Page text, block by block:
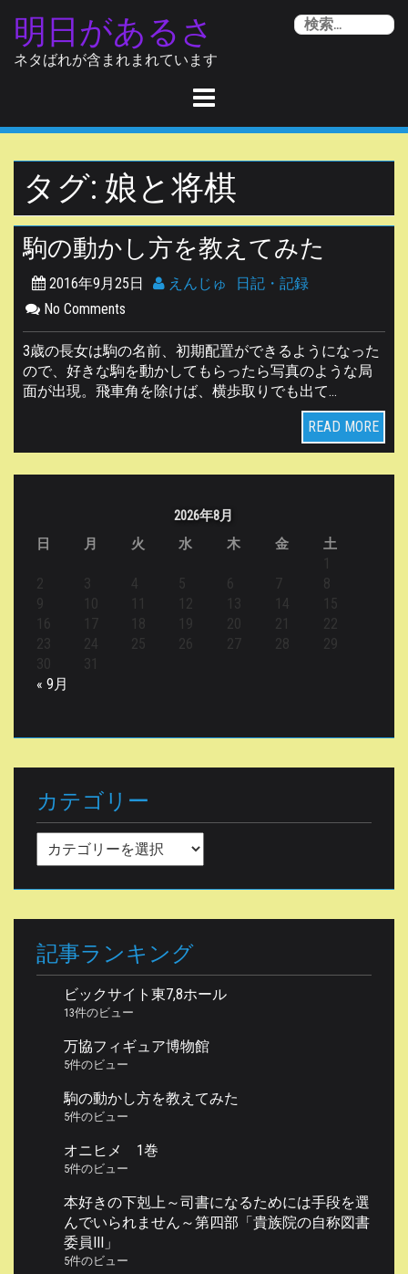
content
明日があるさ
ネタばれが含まれまれています
検
タグ: 娘と将棋
駒の動かし方を教えてみた
2016年9月25日 えんじゅ
日記・記録
No Comments
3歳の長女は駒の名前、初期配置ができるようになった
ので、好きな駒を動かしてもらったら写真のような局
面が出現。飛車角を除けば、横歩取りでも出て…
READ MORE
2026年8月
日
月 火 水 木 金 土
1
2
3 4 5 6 7
8
9
10 11 12 13 14
15
16
17 18 19 20 21
22
23
24 25 26 27 28
29
30
31
« 9月
カテゴリー
テ
ー
記事ランキング
ビックサイト東7,8ホール
13件のビュー
万協フィギュア博物館
5件のビュー
駒の動かし方を教えてみた
5件のビュー
オニヒメ 1巻
5件のビュー
本好きの下剋上～司書になるためには手段を選
んでいられません～第四部「貴族院の自称図書
委員III」
5件のビュー